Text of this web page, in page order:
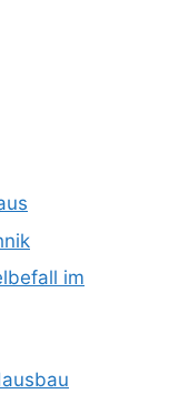
im